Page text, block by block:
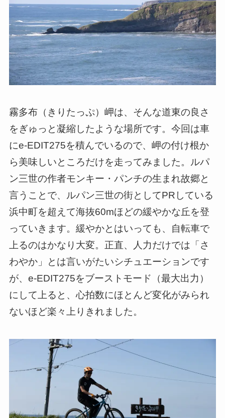
霧多布（きりたっぷ）岬は、そんな道東の良さ
をぎゅっと凝縮したような場所です。今回は車
にe-EDIT275を積んでいるので、岬の付け根か
ら美味しいところだけを走ってみました。ルパ
ン三世の作者モンキー・パンチの生まれ故郷と
言うことで、ルパン三世の街としてPRしている
浜中町を超えて海抜60mほどの緩やかな丘を登
っていきます。緩やかとはいっても、自転車で
上るのはかなり大変。正直、人力だけでは「さ
わやか」とは言いがたいシチュエーションです
が、e-EDIT275をブーストモード（最大出力）
にして上ると、心拍数にほとんど変化がみられ
ないほど楽々上りきれました。